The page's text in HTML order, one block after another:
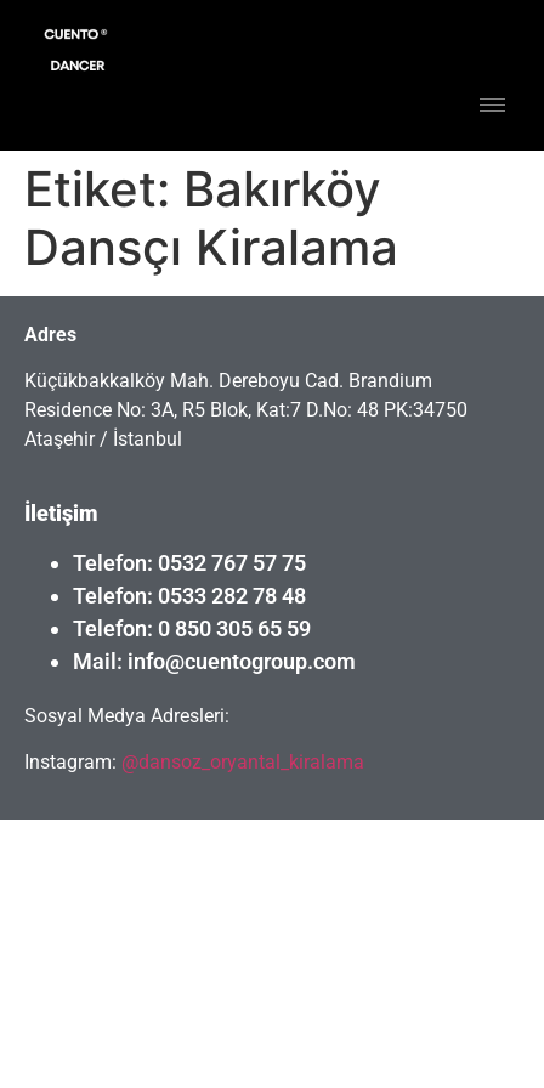
Etiket: Bakırköy
Dansçı Kiralama
Adres
Küçükbakkalköy Mah. Dereboyu Cad. Brandium
Residence No: 3A, R5 Blok, Kat:7 D.No: 48 PK:34750
Ataşehir / İstanbul
İletişim
Telefon: 0532 767 57 75
Telefon: 0533 282 78 48
Telefon: 0 850 305 65 59
Mail: info@cuentogroup.com
Sosyal Medya Adresleri:
Instagram: @dansoz_oryantal_kiralama